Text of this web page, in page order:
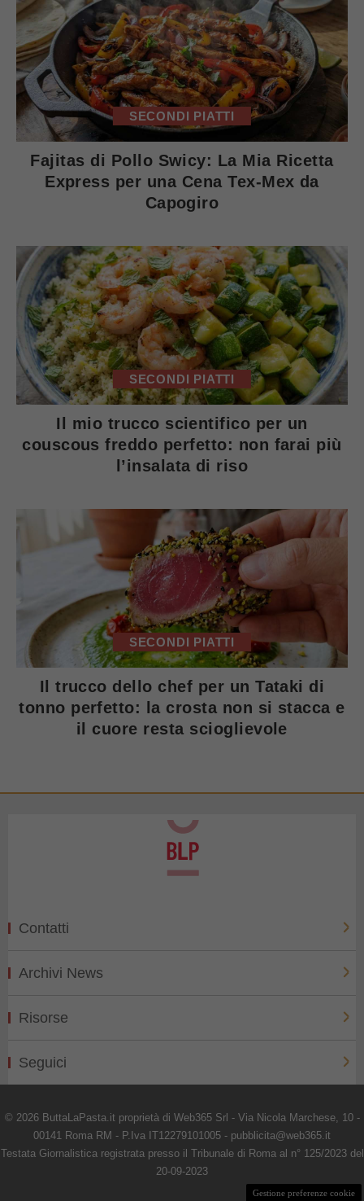
SECONDI PIATTI
Fajitas di Pollo Swicy: La Mia Ricetta
Express per una Cena Tex-Mex da
Capogiro
SECONDI PIATTI
Il mio trucco scientifico per un
couscous freddo perfetto: non farai più
l’insalata di riso
SECONDI PIATTI
Il trucco dello chef per un Tataki di
tonno perfetto: la crosta non si stacca e
il cuore resta scioglievole
Contatti
Archivi News
Risorse
Seguici
© 2026 ButtaLaPasta.it proprietà di Web365 Srl - Via Nicola Marchese, 10 -
00141 Roma RM - P.Iva IT12279101005 - pubblicita@web365.it
Testata Giornalistica registrata presso il Tribunale di Roma al n° 125/2023 del
20-09-2023
Gestione preferenze cookie